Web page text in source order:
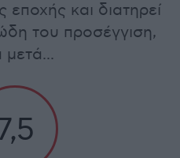
εποχής και διατηρεί
του προσέγγιση,
μετά...